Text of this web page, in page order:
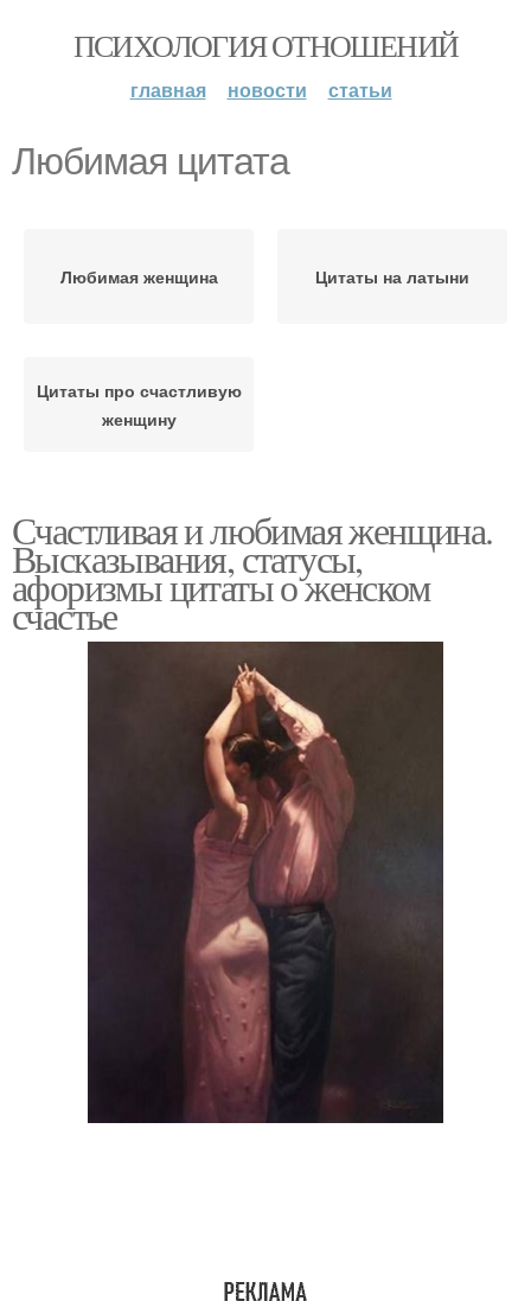
ПСИХОЛОГИЯ ОТНОШЕНИЙ
главная новости статьи
Любимая цитата
Любимая женщина Цитаты на латыни
Цитаты про счастливую
женщину
Счастливая и любимая женщина.
Высказывания, статусы,
афоризмы цитаты о женском
счастье